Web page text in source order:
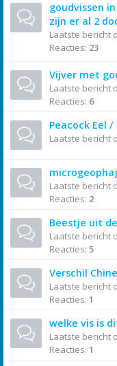
goudvissen
zijn er al 2
Laatste bericht
Reacties: 23
Vijver met
Laatste bericht
Reacties: 6
Peacock Eel
Laatste bericht
Laatste bericht
Reacties: 2
Beestje uit
Laatste bericht
Reacties: 5
Verschil
Laatste bericht
Reacties: 1
welke vis is
Laatste bericht
Reacties: 1